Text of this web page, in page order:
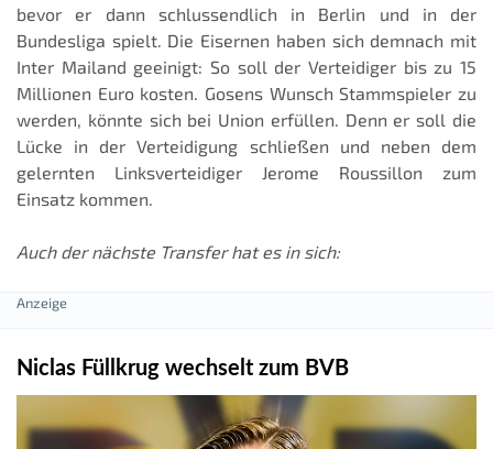
bevor er dann schlussendlich in Berlin und in der
Bundesliga spielt. Die Eisernen haben sich demnach mit
Inter Mailand geeinigt: So soll der Verteidiger bis zu 15
Millionen Euro kosten. Gosens Wunsch Stammspieler zu
werden, könnte sich bei Union erfüllen. Denn er soll die
Lücke in der Verteidigung schließen und neben dem
gelernten Linksverteidiger Jerome Roussillon zum
Einsatz kommen.
Auch der nächste Transfer hat es in sich:
Niclas Füllkrug wechselt zum BVB